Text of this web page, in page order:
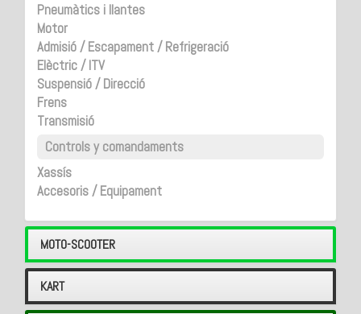
Pneumàtics i llantes
Motor
Admisió / Escapament / Refrigeració
Elèctric / ITV
Suspensió / Direcció
Frens
Transmisió
Controls y comandaments
Xassís
Accesoris / Equipament
MOTO-SCOOTER
KART